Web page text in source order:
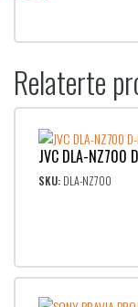
Relaterte
JVC DLA-NZ700
SKU: DLA-NZ700